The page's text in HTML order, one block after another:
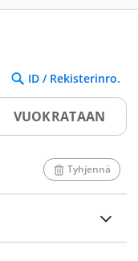
ID / Rekisterinro.
VUOKRATAAN
Tyhjennä